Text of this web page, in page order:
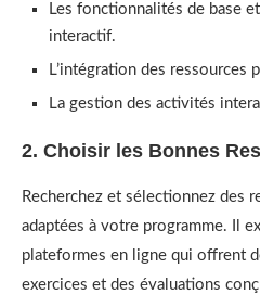
Les fonctionnalités de base
interactif.
L’intégration des ressources
La gestion des activités
2. Choisir les Bonnes
Recherchez et sélectionnez des
adaptées à votre programme. Il
plateformes en ligne qui offrent
exercices et des évaluations